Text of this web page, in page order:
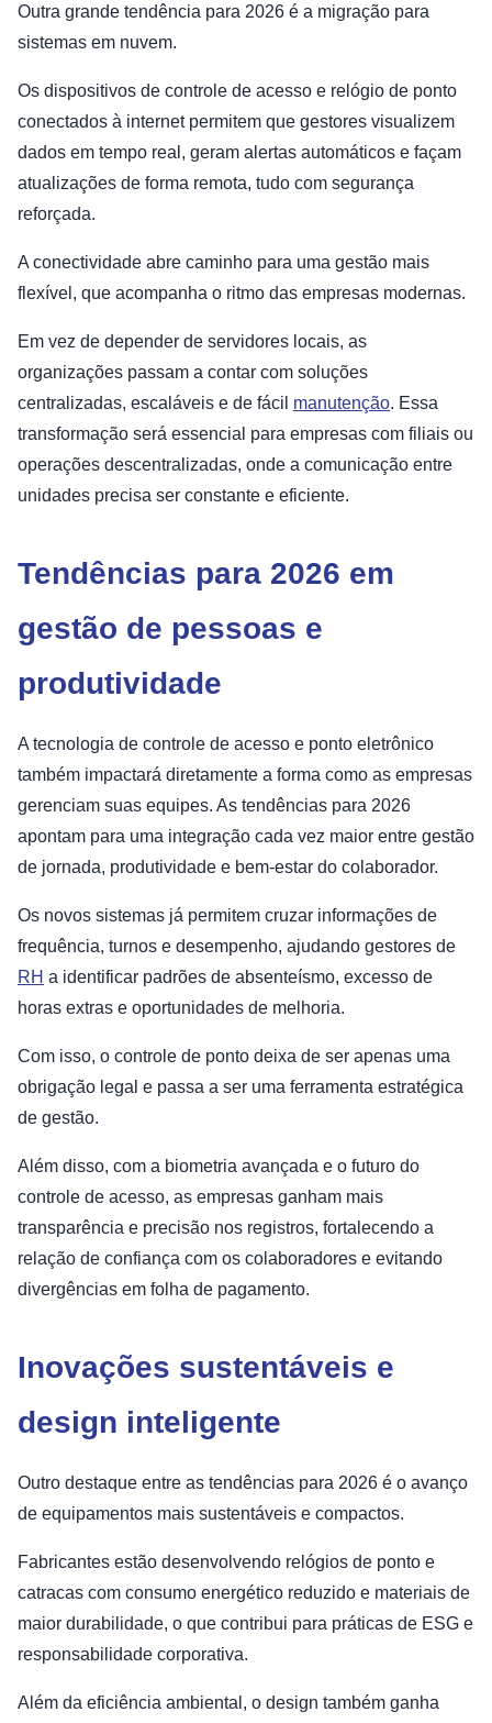
Outra grande tendência para 2026 é a migração para
sistemas em nuvem.
Os dispositivos de controle de acesso e relógio de ponto
conectados à internet permitem que gestores visualizem
dados em tempo real, geram alertas automáticos e façam
atualizações de forma remota, tudo com segurança
reforçada.
A conectividade abre caminho para uma gestão mais
flexível, que acompanha o ritmo das empresas modernas.
Em vez de depender de servidores locais, as
organizações passam a contar com soluções
centralizadas, escaláveis e de fácil manutenção. Essa
transformação será essencial para empresas com filiais ou
operações descentralizadas, onde a comunicação entre
unidades precisa ser constante e eficiente.
Tendências para 2026 em
gestão de pessoas e
produtividade
A tecnologia de controle de acesso e ponto eletrônico
também impactará diretamente a forma como as empresas
gerenciam suas equipes. As tendências para 2026
apontam para uma integração cada vez maior entre gestão
de jornada, produtividade e bem-estar do colaborador.
Os novos sistemas já permitem cruzar informações de
frequência, turnos e desempenho, ajudando gestores de
RH a identificar padrões de absenteísmo, excesso de
horas extras e oportunidades de melhoria.
Com isso, o controle de ponto deixa de ser apenas uma
obrigação legal e passa a ser uma ferramenta estratégica
de gestão.
Além disso, com a biometria avançada e o futuro do
controle de acesso, as empresas ganham mais
transparência e precisão nos registros, fortalecendo a
relação de confiança com os colaboradores e evitando
divergências em folha de pagamento.
Inovações sustentáveis e
design inteligente
Outro destaque entre as tendências para 2026 é o avanço
de equipamentos mais sustentáveis e compactos.
Fabricantes estão desenvolvendo relógios de ponto e
catracas com consumo energético reduzido e materiais de
maior durabilidade, o que contribui para práticas de ESG e
responsabilidade corporativa.
Além da eficiência ambiental, o design também ganha